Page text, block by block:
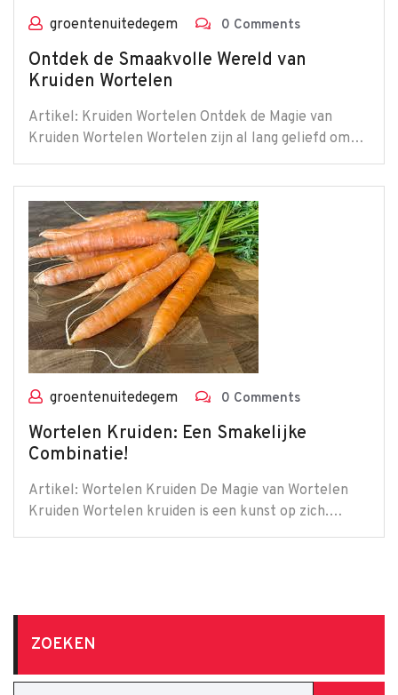
groentenuitedegem 0 Comments
Ontdek de Smaakvolle Wereld van
Kruiden Wortelen
Artikel: Kruiden Wortelen Ontdek de Magie van
Kruiden Wortelen Wortelen zijn al lang geliefd om…
groentenuitedegem 0 Comments
Wortelen Kruiden: Een Smakelijke
Combinatie!
Artikel: Wortelen Kruiden De Magie van Wortelen
Kruiden Wortelen kruiden is een kunst op zich.…
ZOEKEN